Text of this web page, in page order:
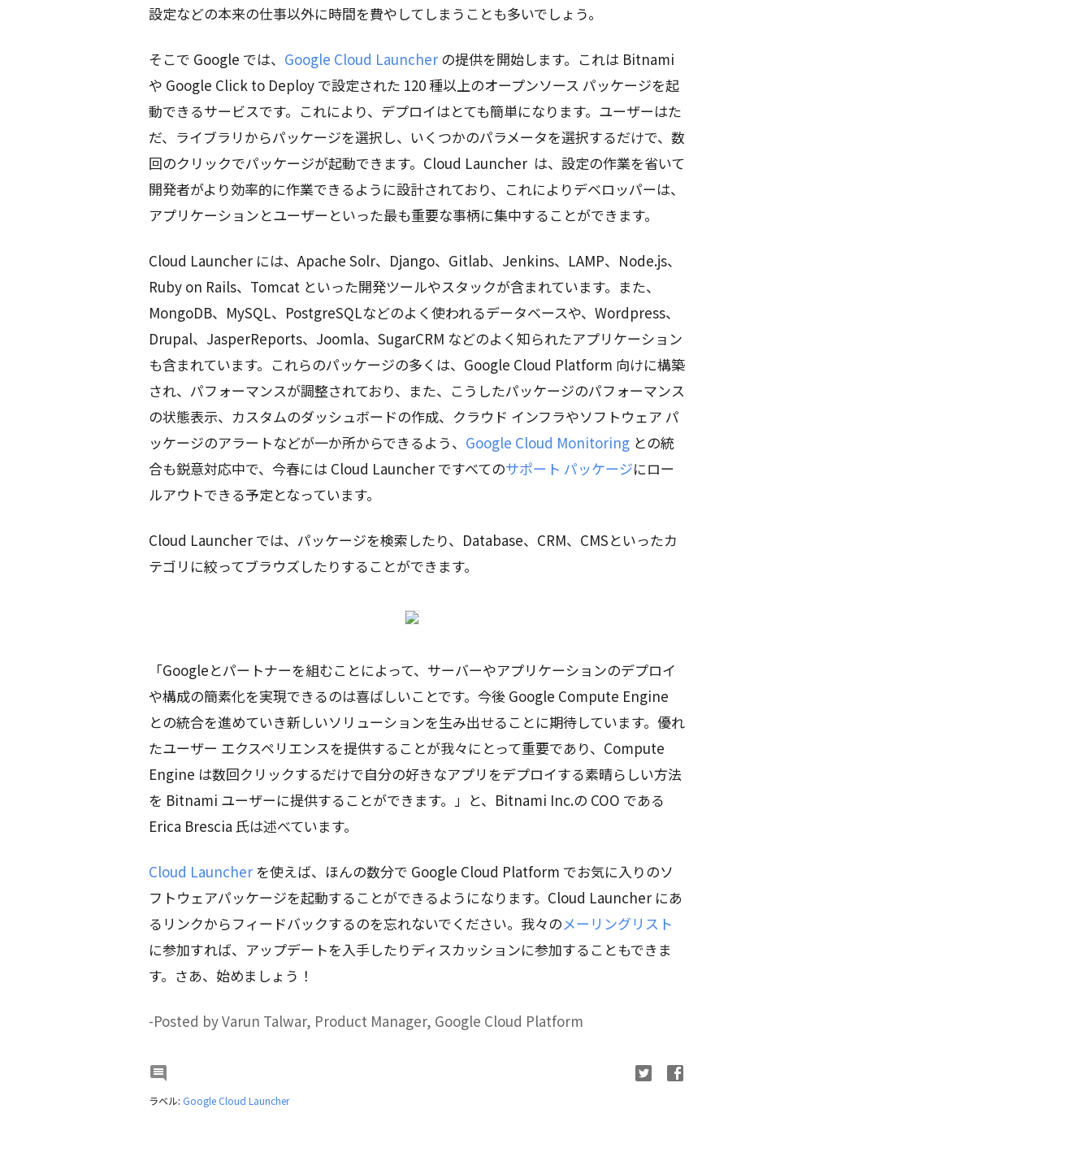
設定などの本来の仕事以外に時間を費やしてしまうことも多いでしょう。
そこで Google では、 Google Cloud Launcher の提供を開始します。これは Bitnami
や Google Click to Deploy で設定された 120 種以上のオープンソース パッケージを起
動できるサービスです。これにより、デプロイはとても簡単になります。ユーザーはた
だ、ライブラリからパッケージを選択し、いくつかのパラメータを選択するだけで、数
回のクリックでパッケージが起動できます。Cloud Launcher は、設定の作業を省いて
開発者がより効率的に作業できるように設計されており、これによりデベロッパーは、
アプリケーションとユーザーといった最も重要な事柄に集中することができます。
Cloud Launcher には、Apache Solr、Django、Gitlab、Jenkins、LAMP、Node.js、
Ruby on Rails、Tomcat といった開発ツールやスタックが含まれています。また、
MongoDB、MySQL、PostgreSQLなどのよく使われるデータベースや、Wordpress、
Drupal、JasperReports、Joomla、SugarCRM などのよく知られたアプリケーション
も含まれています。これらのパッケージの多くは、Google Cloud Platform 向けに構築
され、パフォーマンスが調整されており、また、こうしたパッケージのパフォーマンス
の状態表示、カスタムのダッシュボードの作成、クラウド インフラやソフトウェア パ
ッケージのアラートなどが一か所からできるよう、 Google Cloud Monitoring との統
合も鋭意対応中で、今春には Cloud Launcher ですべてのサポート パッケージにロー
ルアウトできる予定となっています。
Cloud Launcher では、パッケージを検索したり、Database、CRM、CMSといったカ
テゴリに絞ってブラウズしたりすることができます。
「Googleとパートナーを組むことによって、サーバーやアプリケーションのデプロイ
や構成の簡素化を実現できるのは喜ばしいことです。今後 Google Compute Engine
との統合を進めていき新しいソリューションを生み出せることに期待しています。優れ
たユーザー エクスペリエンスを提供することが我々にとって重要であり、Compute
Engine は数回クリックするだけで自分の好きなアプリをデプロイする素晴らしい方法
を Bitnami ユーザーに提供することができます。」と、Bitnami Inc.の COO である
Erica Brescia 氏は述べています。
Cloud Launcher を使えば、ほんの数分で Google Cloud Platform でお気に入りのソ
フトウェアパッケージを起動することができるようになります。Cloud Launcher にあ
るリンクからフィードバックするのを忘れないでください。我々のメーリングリスト
に参加すれば、アップデートを入手したりディスカッションに参加することもできま
す。さあ、始めましょう！
-Posted by Varun Talwar, Product Manager, Google Cloud Platform

ラベル: Google Cloud Launcher